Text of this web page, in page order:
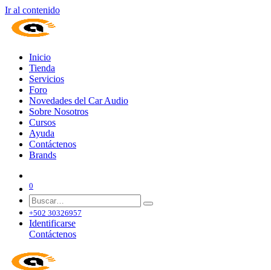
Ir al contenido
Inicio
Tienda
Servicios
Foro
Novedades del Car Audio
Sobre Nosotros
Cursos
Ayuda
Contáctenos
Brands
0
+502 30326957
Identificarse
Contáctenos